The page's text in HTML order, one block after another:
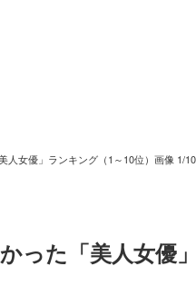
人女優」ランキング（1～10位）画像 1/10
った「美人女優